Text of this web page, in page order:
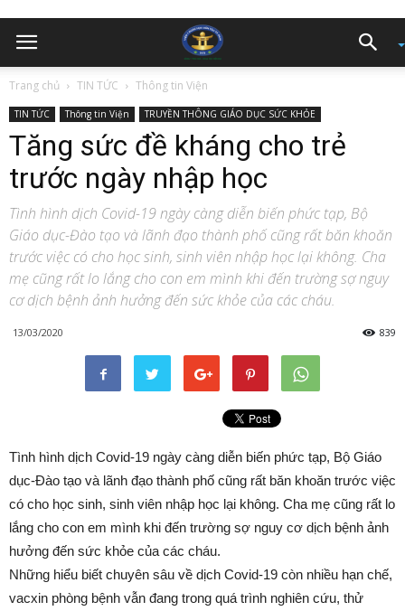
Trang chủ TIN TỨC Thông tin Viện
TIN TỨC Thông tin Viện TRUYỀN THÔNG GIÁO DỤC SỨC KHỎE
Tăng sức đề kháng cho trẻ
trước ngày nhập học
Tình hình dịch Covid-19 ngày càng diễn biến phức tạp, Bộ
Giáo dục-Đào tạo và lãnh đạo thành phố cũng rất băn khoăn
trước việc có cho học sinh, sinh viên nhập học lại không. Cha
mẹ cũng rất lo lắng cho con em mình khi đến trường sợ nguy
cơ dịch bệnh ảnh hưởng đến sức khỏe của các cháu.
13/03/2020 839
Tình hình dịch Covid-19 ngày càng diễn biến phức tạp, Bộ Giáo
dục-Đào tạo và lãnh đạo thành phố cũng rất băn khoăn trước việc
có cho học sinh, sinh viên nhập học lại không. Cha mẹ cũng rất lo
lắng cho con em mình khi đến trường sợ nguy cơ dịch bệnh ảnh
hưởng đến sức khỏe của các cháu.
Những hiểu biết chuyên sâu về dịch Covid-19 còn nhiều hạn chế,
vacxin phòng bệnh vẫn đang trong quá trình nghiên cứu, thử